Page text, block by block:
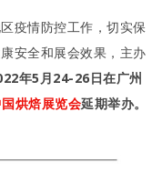
疫情防控工作，切实保
安全和展会效果，主办
年5月24-26日在广州
烘焙展览会延期举办。